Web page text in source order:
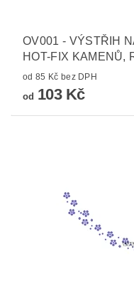
OV001 - VÝSTŘIH
HOT-FIX KAMENŮ,
od 85 Kč bez DPH
od 103 Kč